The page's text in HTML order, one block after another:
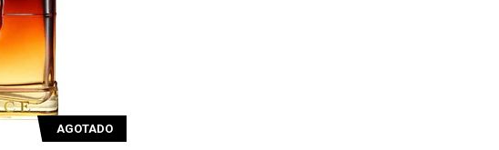
AGOTADO